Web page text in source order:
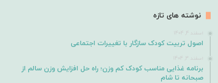
نوشته های تازه
اسفند 4, 1404
اصول تربیت کودک سازگار با تغییرات اجتماعی
اسفند 3, 1404
برنامه غذایی مناسب کودک کم وزن؛ راه حل افزایش وزن سالم از
صبحانه تا شام